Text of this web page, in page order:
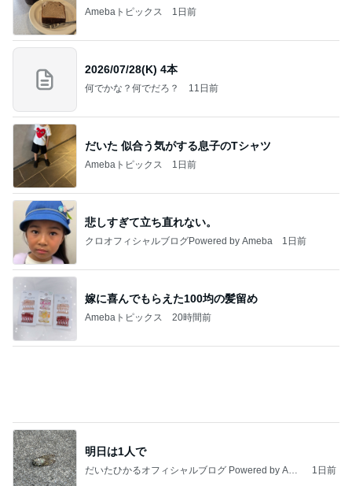
Amebaトピックス 1日前
2026/07/28(K) 4本
何でかな？何でだろ？ 11日前
だいた 似合う気がする息子のTシャツ
Amebaトピックス 1日前
悲しすぎて立ち直れない。
クロオフィシャルブログPowered by Ameba 1日前
嫁に喜んでもらえた100均の髪留め
Amebaトピックス 20時間前
明日は1人で
だいたひかるオフィシャルブログ Powered by Ame
1日前